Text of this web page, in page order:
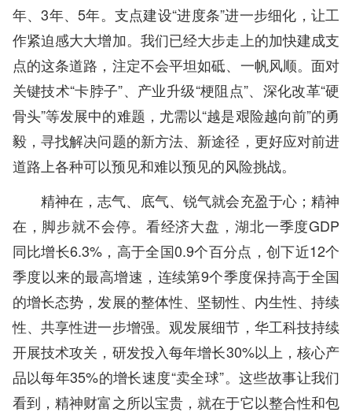
年、3年、5年。支点建设“进度条”进一步细化，让工
作紧迫感大大增加。我们已经大步走上的加快建成支
点的这条道路，注定不会平坦如砥、一帆风顺。面对
关键技术“卡脖子”、产业升级“梗阻点”、深化改革“硬
骨头”等发展中的难题，尤需以“越是艰险越向前”的勇
毅，寻找解决问题的新方法、新途径，更好应对前进
道路上各种可以预见和难以预见的风险挑战。
精神在，志气、底气、锐气就会充盈于心；精神
在，脚步就不会停。看经济大盘，湖北一季度GDP
同比增长6.3%，高于全国0.9个百分点，创下近12个
季度以来的最高增速，连续第9个季度保持高于全国
的增长态势，发展的整体性、坚韧性、内生性、持续
性、共享性进一步增强。观发展细节，华工科技持续
开展技术攻关，研发投入每年增长30%以上，核心产
品以每年35%的增长速度“卖全球”。这些故事让我们
看到，精神财富之所以宝贵，就在于它以整合性和包